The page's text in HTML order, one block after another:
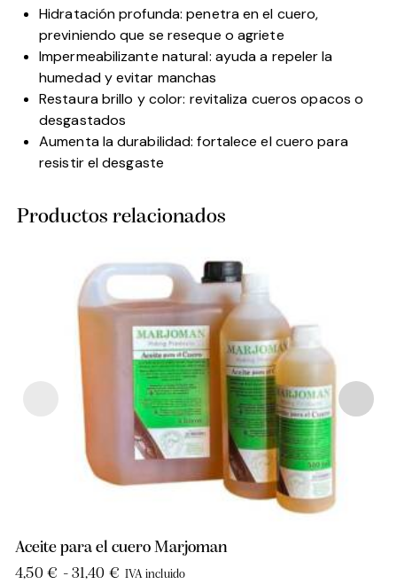
Hidratación profunda: penetra en el cuero,
previniendo que se reseque o agriete
Impermeabilizante natural: ayuda a repeler la
humedad y evitar manchas
Restaura brillo y color: revitaliza cueros opacos o
desgastados
Aumenta la durabilidad: fortalece el cuero para
resistir el desgaste
Productos relacionados
Aceite para el cuero Marjoman
4,50 € - 31,40 € IVA incluido